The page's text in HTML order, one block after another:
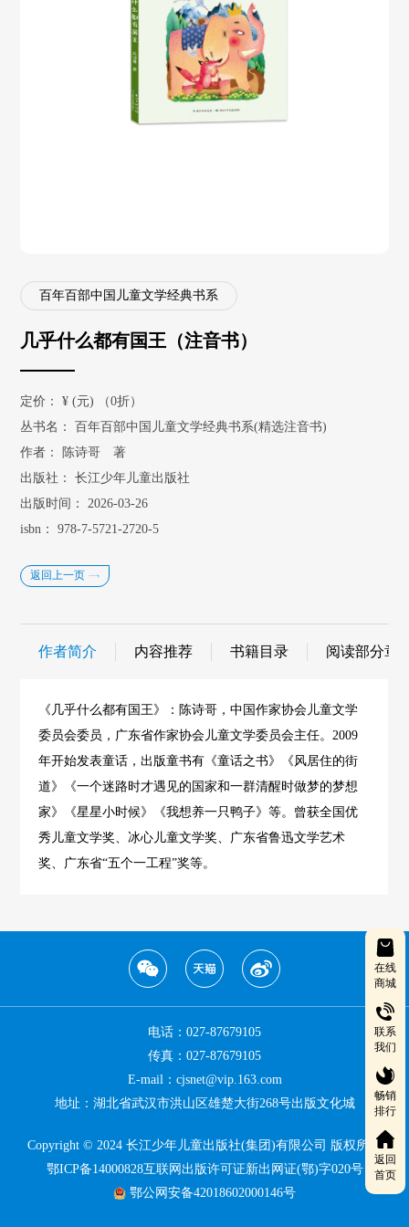
在线
商城
联系
我们
畅销
排行
返回
首页
百年百部中国儿童文学经典书系
几乎什么都有国王（注音书）
定价： ¥(元) （0折）
丛书名：
百年百部中国儿童文学经典书系(精选注音书)
作者：
陈诗哥 著
出版社：
长江少年儿童出版社
出版时间：
2026-03-26
isbn：
978-7-5721-2720-5
返回上一页
作者简介 内容推荐 书籍目录 阅读部分章
《几乎什么都有国王》：陈诗哥，中国作家协会儿童文学
委员会委员，广东省作家协会儿童文学委员会主任。2009
年开始发表童话，出版童书有《童话之书》《风居住的街
道》《一个迷路时才遇见的国家和一群清醒时做梦的梦想
家》《星星小时候》《我想养一只鸭子》等。曾获全国优
秀儿童文学奖、冰心儿童文学奖、广东省鲁迅文学艺术
奖、广东省“五个一工程”奖等。
电话：027-87679105
传真：027-87679105
E-mail：cjsnet@vip.163.com
地址：湖北省武汉市洪山区雄楚大街268号出版文化城
Copyright © 2024 长江少年儿童出版社(集团)有限公司 版权所有
鄂ICP备14000828互联网出版许可证新出网证(鄂)字020号
鄂公网安备42018602000146号